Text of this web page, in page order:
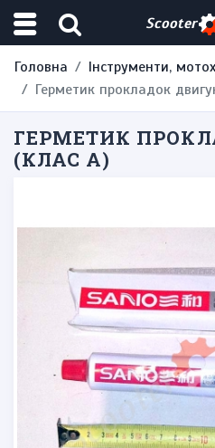
Scooter
Головна Інструменти,
Герметик прокладок
ГЕРМЕТИК
(КЛАС А)